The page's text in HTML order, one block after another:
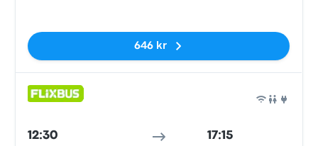
646 kr
12:30 17:15